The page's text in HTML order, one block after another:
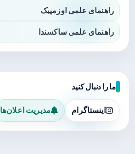
راهنمای علمی اوزمپیک
راهنمای علمی ساکسندا
ما را دنبال کنید
اینستاگرام مدیریت اعلان‌ها